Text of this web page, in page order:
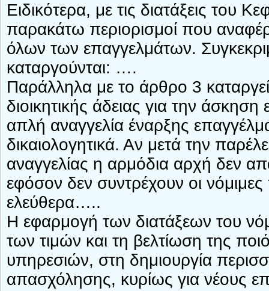
Ειδικότερα, με τις διατάξεις του
παρακάτω περιορισμοί που
όλων των επαγγελμάτων.
καταργούνται: ….
Παράλληλα με το άρθρο 3
διοικητικής άδειας για την άσκηση
απλή αναγγελία έναρξης
δικαιολογητικά. Αν μετά την
αναγγελίας η αρμόδια αρχή δεν
εφόσον δεν συντρέχουν οι
ελεύθερα…..
Η εφαρμογή των διατάξεων του
των τιμών και τη βελτίωση της
υπηρεσιών, στη δημιουργία
απασχόλησης, κυρίως για νέους